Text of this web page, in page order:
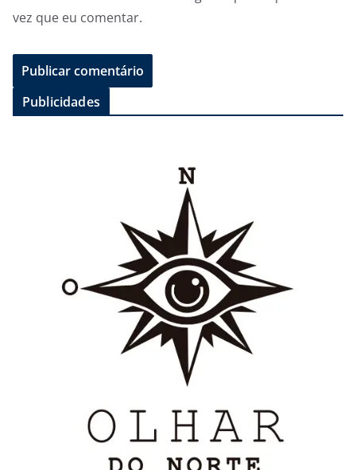
vez que eu comentar.
Publicidades